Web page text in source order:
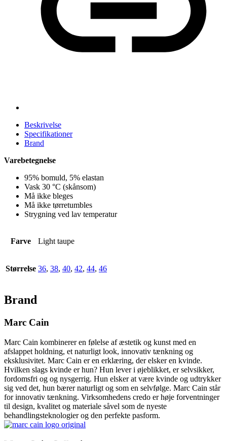
Beskrivelse
Specifikationer
Brand
Varebetegnelse
95% bomuld, 5% elastan
Vask 30 °C (skånsom)
Må ikke bleges
Må ikke tørretumbles
Strygning ved lav temperatur
Farve Light taupe
Størrelse 36, 38, 40, 42, 44, 46
Brand
Marc Cain
Marc Cain kombinerer en følelse af æstetik og kunst med en
afslappet holdning, et naturligt look, innovativ tænkning og
eksklusivitet. Marc Cain er en erklæring, der elsker en kvinde.
Hvilken slags kvinde er hun? Hun lever i øjeblikket, er selvsikker,
fordomsfri og og nysgerrig. Hun elsker at være kvinde og udtrykker
sig ved det, hun bærer naturligt og som en selvfølge. Marc Cain står
for innovativ tænkning. Virksomhedens credo er høje forventninger
til design, kvalitet og materiale såvel som de nyeste
behandlingsteknologier og den perfekte pasform.